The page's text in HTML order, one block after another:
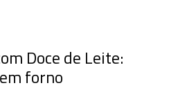
Doce de Leite:
forno